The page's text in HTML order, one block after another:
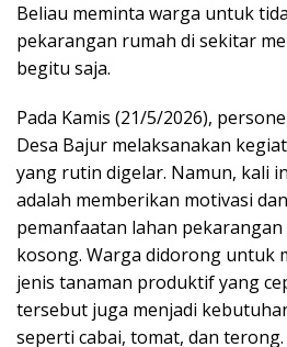
Beliau meminta warga untuk
pekarangan rumah di sekitar
begitu saja.
Pada Kamis (21/5/2026),
Desa Bajur melaksanakan
yang rutin digelar. Namun, kali
adalah memberikan motivasi
pemanfaatan lahan
kosong. Warga didorong untuk
jenis tanaman produktif yang
tersebut juga menjadi
seperti cabai, tomat, dan terong.